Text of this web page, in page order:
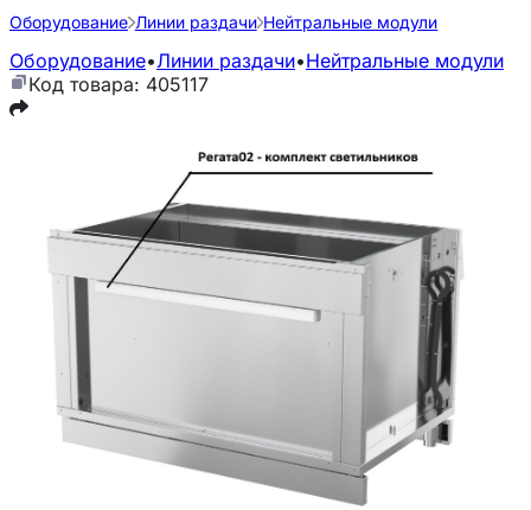
Оборудование Линии раздачи Нейтральные модули
Оборудование•Линии раздачи•Нейтральные модули
Код товара: 405117